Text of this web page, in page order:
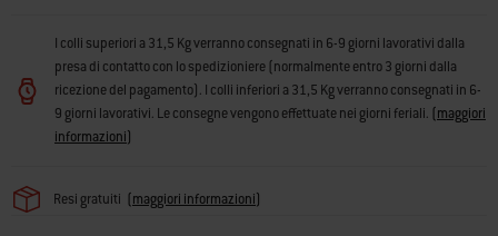
I colli superiori a 31,5 Kg verranno consegnati in 6-9 giorni lavorativi dalla
presa di contatto con lo spedizioniere (normalmente entro 3 giorni dalla
ricezione del pagamento). I colli inferiori a 31,5 Kg verranno consegnati in 6-
9 giorni lavorativi. Le consegne vengono effettuate nei giorni feriali. (maggiori
informazioni)
Resi gratuiti (maggiori informazioni)